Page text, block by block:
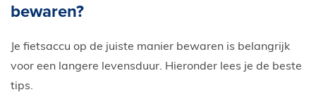
bewaren?
Je fietsaccu op de juiste manier bewaren is belangrijk
voor een langere levensduur. Hieronder lees je de beste
tips.